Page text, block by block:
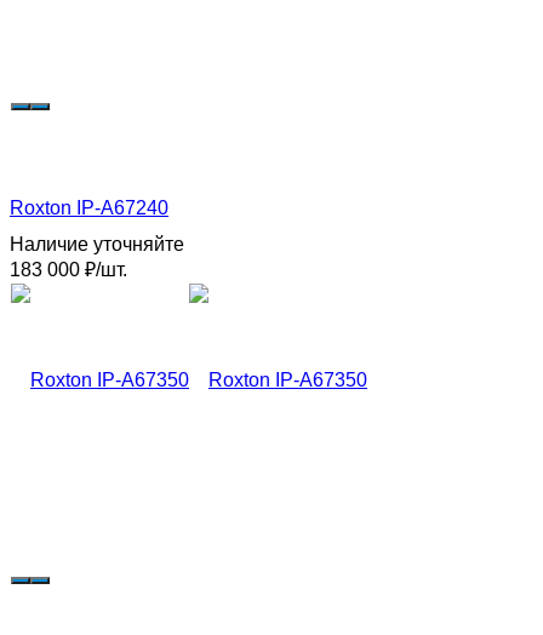
Roxton IP-A67240
Наличие уточняйте
183 000 ₽/шт.